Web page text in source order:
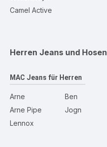
Camel Active
Herren Jeans und Hosen
MAC Jeans für Herren
Arne
Arne Pipe
Lennox
Ben
Jogn